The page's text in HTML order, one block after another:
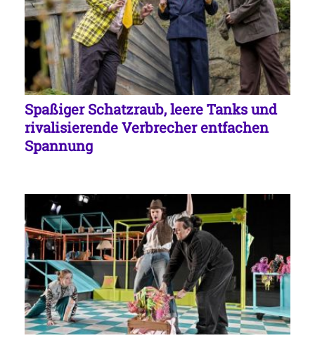
Spaßiger Schatzraub, leere Tanks und
rivalisierende Verbrecher entfachen
Spannung